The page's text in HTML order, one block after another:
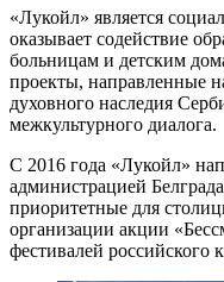
«Лукойл» является
оказывает содействие
больницам и детским
проекты, направленные
духовного наследия
межкультурного диалога.
С 2016 года «Лукойл»
администрацией
приоритетные для
организации акции
фестивалей российского